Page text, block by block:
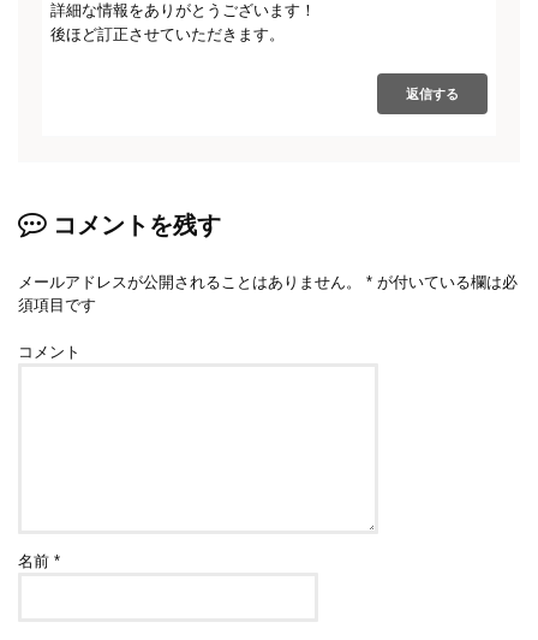
詳細な情報をありがとうございます！
後ほど訂正させていただきます。
返信する
コメントを残す
メールアドレスが公開されることはありません。 * が付いている欄は必
須項目です
コメント
名前*